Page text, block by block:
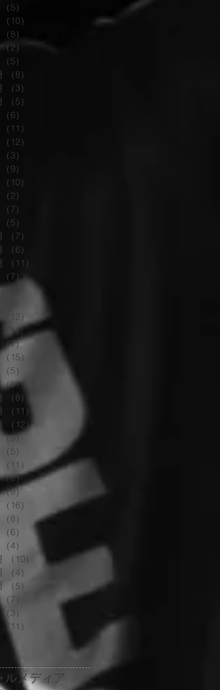
（5）
（10）
（8）
（2）
2件の記事
（5）
（8）
（3）
（5）
（6）
（11）
（12）
（3）
（9）
（10）
（2）
（7）
（5）
（7）
（6）
（11）
（7）7件の記事
（9）
9件の記事
（12）
12件の記事
（1）1件の記事
（7）7件の記事
（15）
（5）
（8）
（8）
（11）
（12）
（8）
（5）
5件の記事
（11）
11件の記事
（8）8件の記事
（9）
（16）
16件の記事
（8）
8件の記事
（6）
6件の記事
（4）
（10）
10件の記事
（4）
（5）
（7）
7件の記事
（3）
（11）
ルメディア